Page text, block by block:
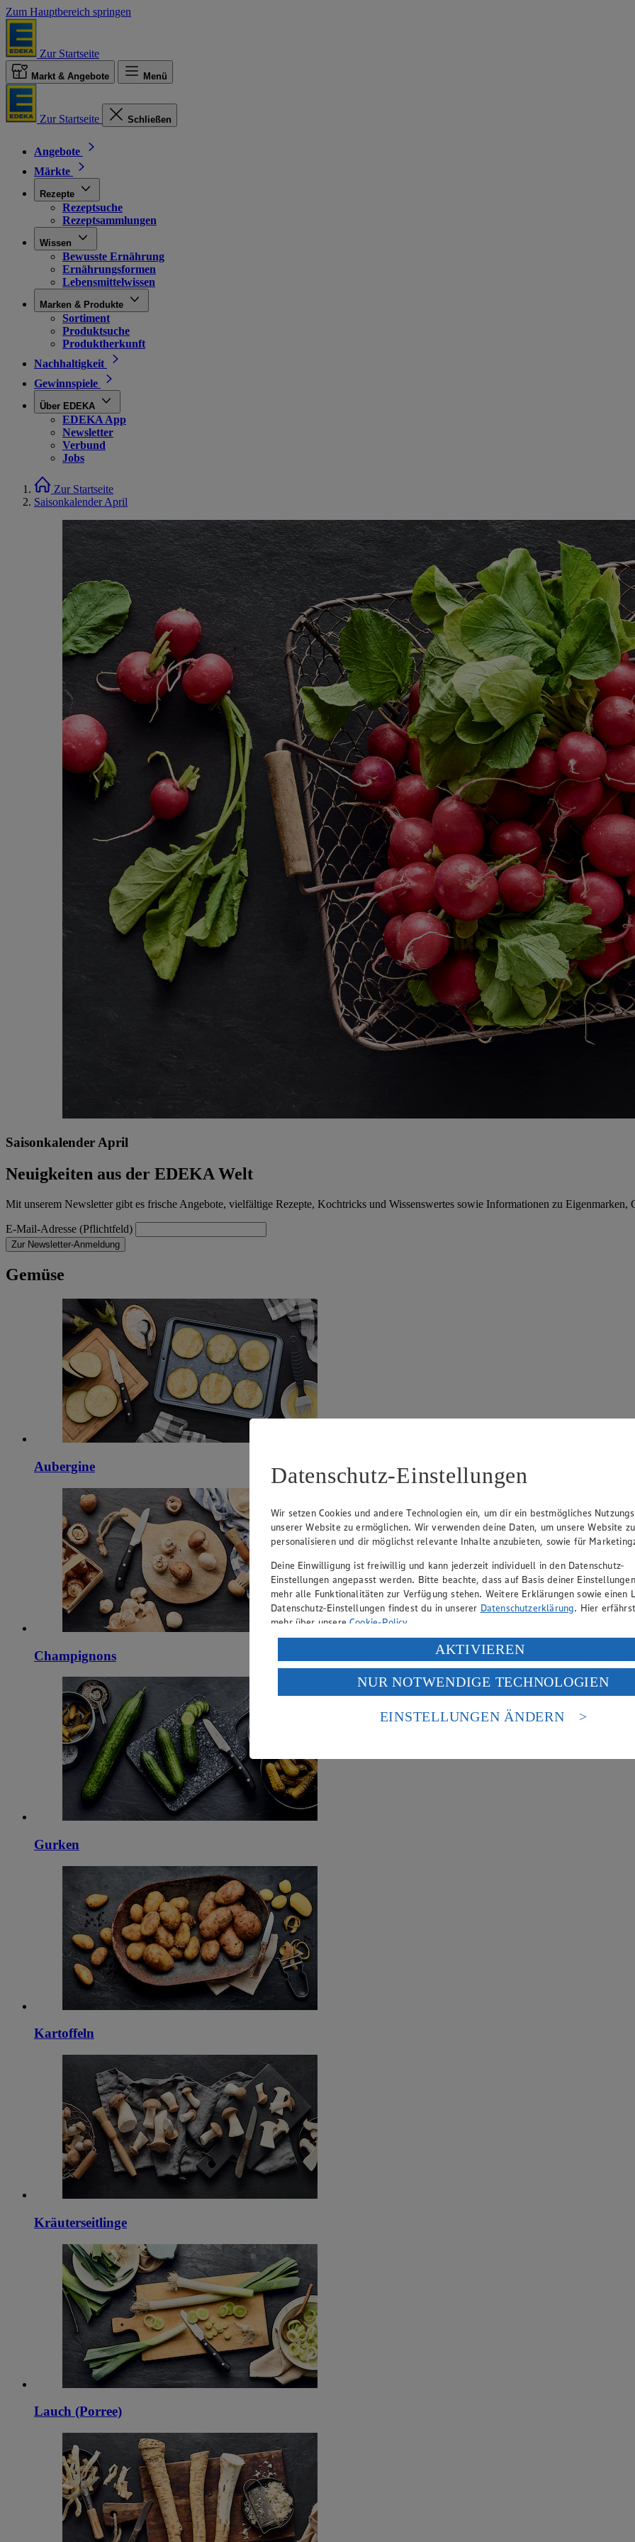
Zum Hauptbereich springen
Zur Startseite
Markt & Angebote Menü
Zur Startseite Schließen
Angebote
Märkte
Rezepte
Rezeptsuche
Rezeptsammlungen
Wissen
Bewusste Ernährung
Ernährungsformen
Lebensmittelwissen
Marken & Produkte
Sortiment
Produktsuche
Produktherkunft
Nachhaltigkeit
Gewinnspiele
Über EDEKA
EDEKA App
Newsletter
Verbund
Jobs
Zur Startseite
Saisonkalender April
Saisonkalender April
Neuigkeiten aus der EDEKA Welt
Mit unserem Newsletter gibt es frische Angebote, vielfältige Rezepte, Kochtricks und Wissenswertes sowie Informationen zu
E-Mail-Adresse (Pflichtfeld)
Zur Newsletter-Anmeldung
Gemüse
Aubergine
Champignons
Gurken
Kartoffeln
Kräuterseitlinge
Lauch (Porree)
Datenschutz-Einstellungen
Wir setzen Cookies und andere Technologien ein, um dir ein bestmögliches
unserer Website zu ermöglichen. Wir verwenden deine Daten, um unsere Website zu
personalisieren und dir möglichst relevante Inhalte anzubieten, sowie für
Deine Einwilligung ist freiwillig und kann jederzeit individuell in den Datenschutz-
Einstellungen angepasst werden. Bitte beachte, dass auf Basis deiner
mehr alle Funktionalitäten zur Verfügung stehen. Weitere Erklärungen sowie einen
Datenschutz-Einstellungen findest du in unserer Datenschutzerklärung. Hier
mehr über unsereCookie-Policy.
Verarbeitung deiner personenbezogenen Daten in den USA durch Facebook und
Wenn du auf „Aktivieren“ klickst, willigst du im Sinne des Art. 49 Abs. 1 Satz 1 lit.
ein, dass deine Daten in den USA verarbeitet werden. Der EuGH sieht die USA als
einem nach europäischen Standards nicht angemessenen Datenschutzniveau an. Es
Risiko eines Zugriffs durch US-amerikanische Behörden.
AKTIVIEREN
NUR NOTWENDIGE TECHNOLOGIEN
EINSTELLUNGEN ÄNDERN